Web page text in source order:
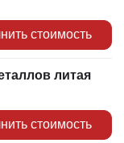
стоимость
литая
стоимость